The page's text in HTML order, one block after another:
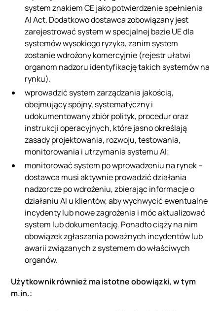
system znakiem CE jako potwierdzenie spełnienia
AI Act. Dodatkowo dostawca zobowiązany jest
zarejestrować system w specjalnej bazie UE dla
systemów wysokiego ryzyka, zanim system
zostanie wdrożony komercyjnie (rejestr ułatwi
organom nadzoru identyfikację takich systemów na
rynku).
wprowadzić system zarządzania jakością,
obejmujący spójny, systematyczny i
udokumentowany zbiór polityk, procedur oraz
instrukcji operacyjnych, które jasno określają
zasady projektowania, rozwoju, testowania,
monitorowania i utrzymania systemu AI;
monitorować system po wprowadzeniu na rynek –
dostawca musi aktywnie prowadzić działania
nadzorcze po wdrożeniu, zbierając informacje o
działaniu AI u klientów, aby wychwycić ewentualne
incydenty lub nowe zagrożenia i móc aktualizować
system lub dokumentację. Ponadto ciąży na nim
obowiązek zgłaszania poważnych incydentów lub
awarii związanych z systemem do właściwych
organów.
Użytkownik również ma istotne obowiązki, w tym
m.in.: